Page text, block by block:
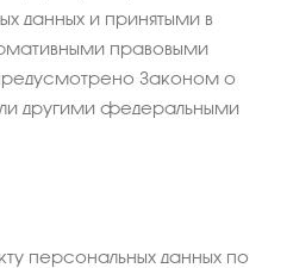
данных и принятыми в
правовыми
Законом о
другими федеральными
персональных данных по